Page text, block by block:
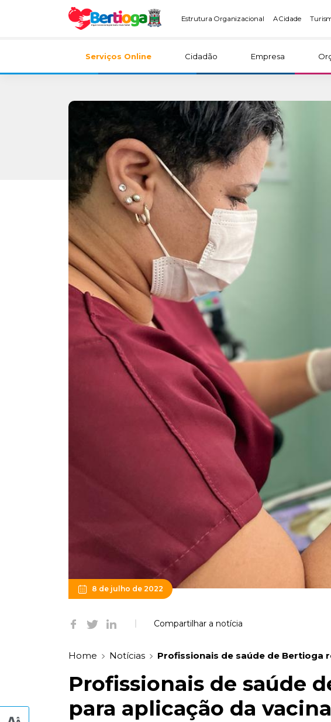
Estrutura Organizacional A Cidade
Serviços Online Cidadão Empresa
8 de julho de 2022
Compartilhar a notícia
Home Notícias Profissionais de saúde de Bertioga
Profissionais de saúde
para aplicação da